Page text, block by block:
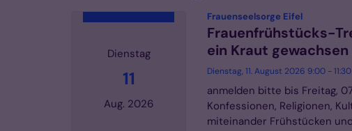
Dienstag
11
Aug. 2026
Frauenseelsorge Eifel:
Frauenfrühstücks-
ein Kraut gewachsen
Dienstag, 11. August 2026 9:00 - 11:30
anmelden bitte bis Freitag,
Konfessionen, Religionen,
miteinander Frühstücken